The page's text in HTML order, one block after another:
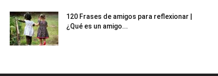
120 Frases de amigos para reflexionar |
¿Qué es un amigo...